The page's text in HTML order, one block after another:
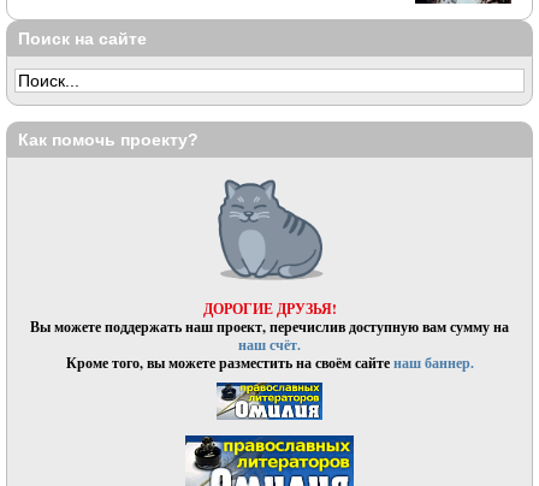
Поиск на сайте
Как помочь проекту?
ДОРОГИЕ ДРУЗЬЯ!
Вы можете поддержать наш проект, перечислив доступную вам сумму на
наш счёт.
Кроме того, вы можете разместить на своём сайтенаш баннер.